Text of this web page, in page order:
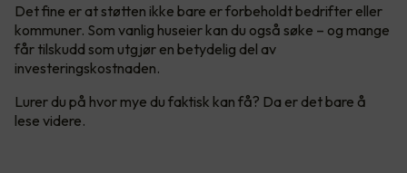
Det fine er at støtten ikke bare er forbeholdt bedrifter eller
kommuner. Som vanlig huseier kan du også søke – og mange
får tilskudd som utgjør en betydelig del av
investeringskostnaden.
Lurer du på hvor mye du faktisk kan få? Da er det bare å
lese videre.